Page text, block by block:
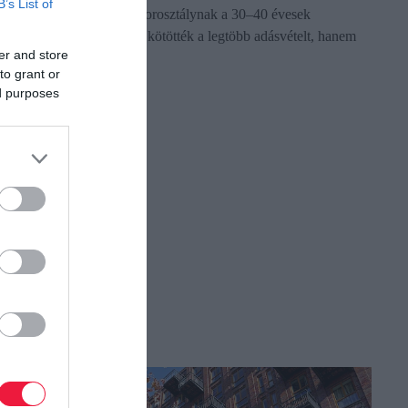
List of
and store
grant or
purposes
miközben a legaktívabb korosztálynak a 30–40 évesek
bizonyultak. Nemcsak ők kötötték a legtöbb adásvételt, hanem
ők fizették…